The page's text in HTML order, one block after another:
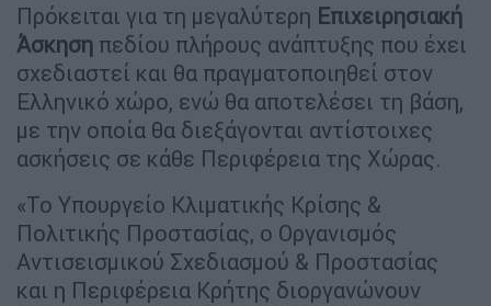
Πρόκειται για τη μεγαλύτερη Επιχειρησιακή
Άσκηση πεδίου πλήρους ανάπτυξης που έχει
σχεδιαστεί και θα πραγματοποιηθεί στον
Ελληνικό χώρο, ενώ θα αποτελέσει τη βάση,
με την οποία θα διεξάγονται αντίστοιχες
ασκήσεις σε κάθε Περιφέρεια της Χώρας.
«Το Υπουργείο Κλιματικής Κρίσης &
Πολιτικής Προστασίας, ο Οργανισμός
Αντισεισμικού Σχεδιασμού & Προστασίας
και η Περιφέρεια Κρήτης διοργανώνουν